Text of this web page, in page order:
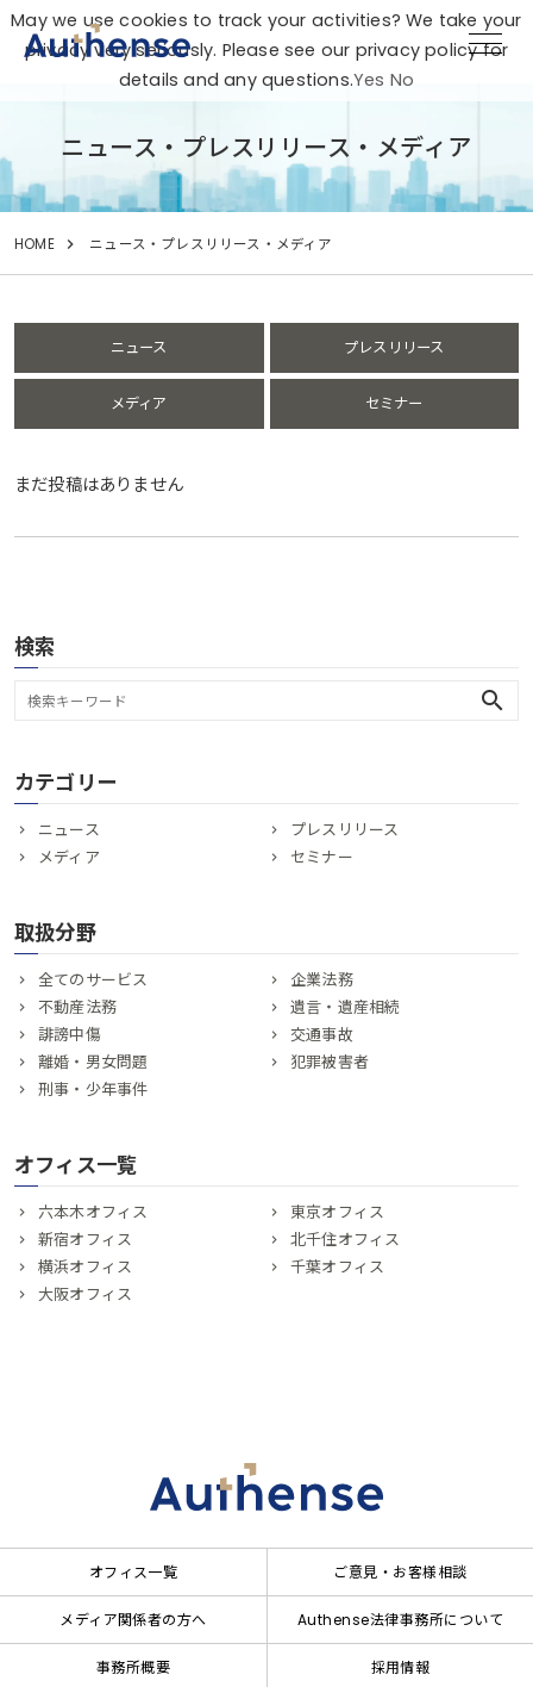
ニュース・プレスリリース・メディア
HOME ニュース・プレスリリース・メディア
ニュース プレスリリース
メディア セミナー
まだ投稿はありません
検索
search
カテゴリー
ニュース
プレスリリース
メディア
セミナー
取扱分野
全てのサービス
企業法務
不動産法務
遺言・遺産相続
誹謗中傷
交通事故
離婚・男女問題
犯罪被害者
刑事・少年事件
オフィス一覧
六本木オフィス
東京オフィス
新宿オフィス
北千住オフィス
横浜オフィス
千葉オフィス
大阪オフィス
オフィス一覧 ご意見・お客様相談
メディア関係者の方へ Authense法律事務所について
事務所概要 採用情報
May we use cookies to track your activities? We take your
privacy very seriously. Please see our privacy policy for
details and any questions.Yes No